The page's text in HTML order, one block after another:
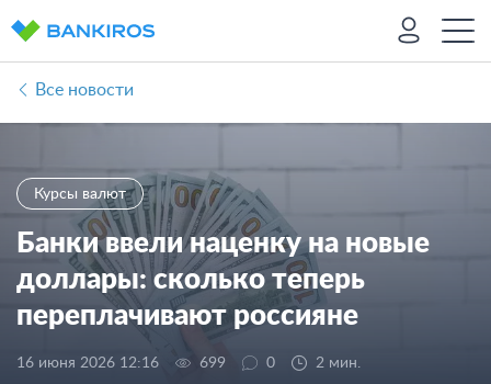
Все новости
Курсы валют
Банки ввели наценку на новые
доллары: сколько теперь
переплачивают россияне
16 июня 2026 12:16 699 0 2 мин.